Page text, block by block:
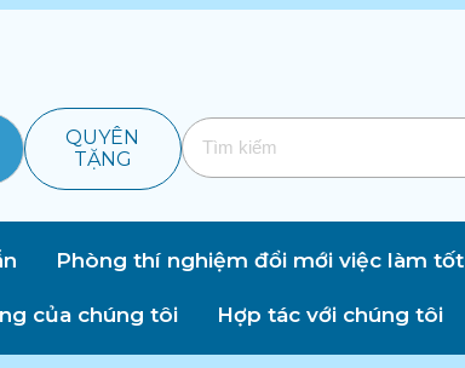
QUYÊN
TẶNG
Phòng thí nghiệm đổi mới việc làm tốt
của chúng tôi Hợp tác với chúng tôi